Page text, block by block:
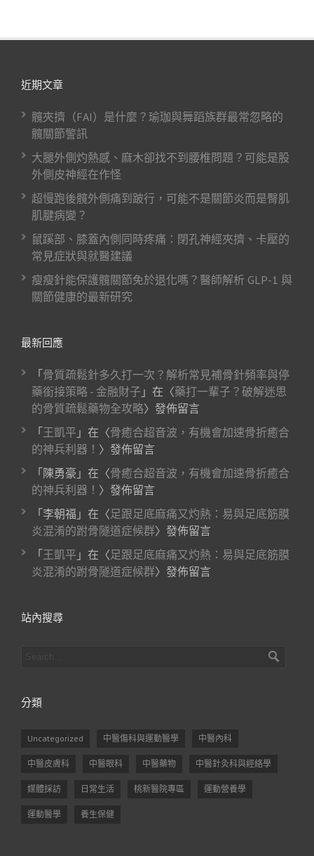
近期文章
髖夾擠（FAI）是什麼？瑜珈與舞蹈族群最常忽略的
髖關節警訊
大腿外側灼熱感、麻木卻找不到腰椎問題？可能是股
外側皮神經在作怪
超慢跑後髖外側痛到跛行，可能不是關節炎而是臀肌
肌腱病變？
鼠蹊部、膝蓋內側同時疼痛：閉孔神經夾擠、卡壓的
常見症狀與就醫建議
瘦瘦針能保護髖關節免於退化嗎？醫師解析 GLP-1 與
關節健康的最新研究
最新回應
「 骨質疏鬆針多久打一次？解析常見補骨針頻率與停
藥銜接策略 - 金融財子 」在〈藥打一輩子？破解迷思
的骨質疏鬆藥物全攻略〉發佈留言
「 王凱平 」在〈骨癒合超音波，有機會加速骨折癒合
的神兵利器！ 〉發佈留言
「 陳勇豪 」在〈骨癒合超音波，有機會加速骨折癒合
的神兵利器！ 〉發佈留言
「 李朝福 」在〈足跟足底麻痛又灼熱：易與足底筋膜
炎混淆的跗骨隧道症候群〉發佈留言
「 王凱平 」在〈足跟足底麻痛又灼熱：易與足底筋膜
炎混淆的跗骨隧道症候群〉發佈留言
站內搜尋
分類
Uncategorized 中醫傷科與運動醫學 中醫內科
中醫皮膚科 中醫眼科 中醫藥物 中醫針灸科與經絡學
媒體採訪 日常生活 桃新醫院專區 運動營養學
運動醫學 養生保健